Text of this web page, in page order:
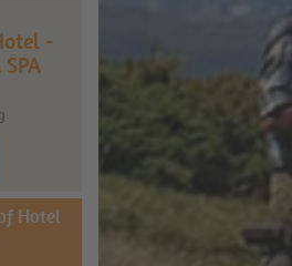
-
Hotel